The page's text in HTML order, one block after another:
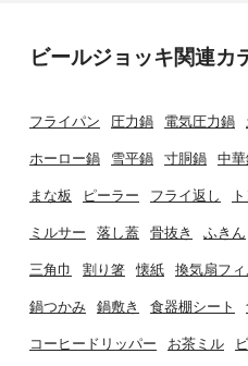
ビールジョッキ関連カ
フライパン 圧力鍋 電気圧力鍋
ホーロー鍋 雪平鍋 寸胴鍋 中
まな板 ピーラー フライ返し
ミルサー 落し蓋 骨抜き ふきん
三角巾 割り箸 懐紙 換気扇フ
鍋つかみ 鍋敷き 食器棚シート
コーヒードリッパー お茶ミル